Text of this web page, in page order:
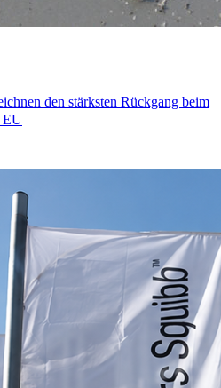
den stärksten Rückgang beim
EU